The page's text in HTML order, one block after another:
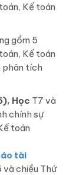
Kế toán
gồm 5
Kế toán
phân tích
Học T7 và
chính sự
toán
tài
và chiều Thứ